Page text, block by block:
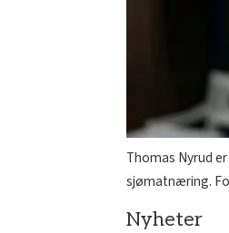
Thomas Nyrud
sjømatnæring.
Nyheter